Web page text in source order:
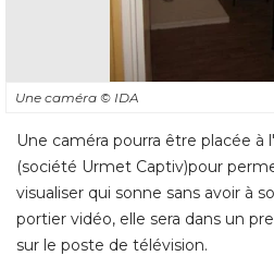
Une caméra © IDA
Une caméra pourra être placée
(société Urmet Captiv)pour
visualiser qui sonne sans avoir à
portier vidéo, elle sera dans un
sur le poste de télévision.